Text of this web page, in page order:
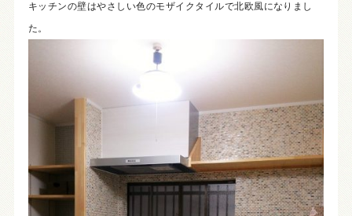
キッチンの壁はやさしい色のモザイクタイルで北欧風になりまし
た。